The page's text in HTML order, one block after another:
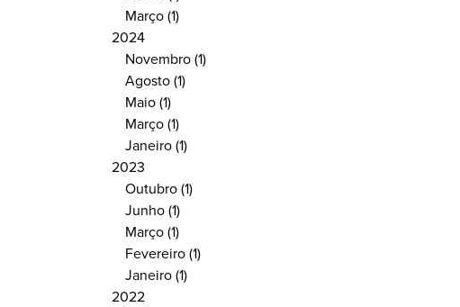
Março (1)
2024
Novembro (1)
Agosto (1)
Maio (1)
Março (1)
Janeiro (1)
2023
Outubro (1)
Junho (1)
Março (1)
Fevereiro (1)
Janeiro (1)
2022